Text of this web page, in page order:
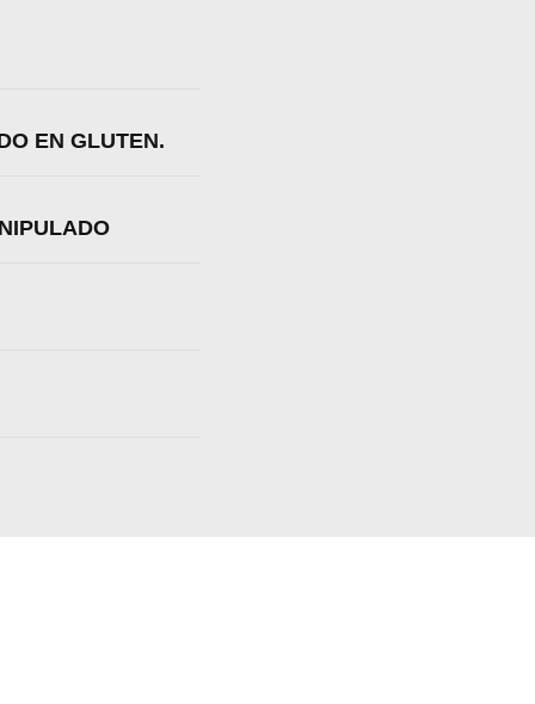
EN GLUTEN.